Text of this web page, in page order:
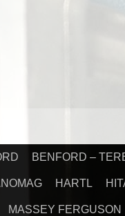
BENFORD –
HARTL
MASSEY FERGUSON